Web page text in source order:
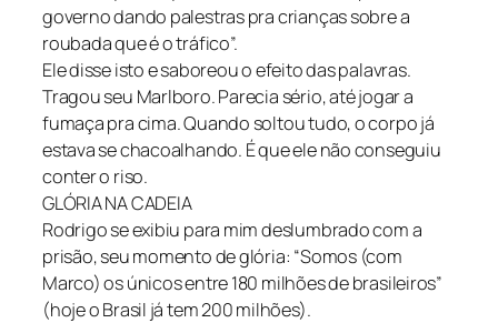
governo dando palestras pra crianças sobre a
roubada que é o tráfico”.
Ele disse isto e saboreou o efeito das palavras.
Tragou seu Marlboro. Parecia sério, até jogar a
fumaça pra cima. Quando soltou tudo, o corpo já
estava se chacoalhando. É que ele não conseguiu
conter o riso.
GLÓRIA NA CADEIA
Rodrigo se exibiu para mim deslumbrado com a
prisão, seu momento de glória: “Somos (com
Marco) os únicos entre 180 milhões de brasileiros”
(hoje o Brasil já tem 200 milhões).